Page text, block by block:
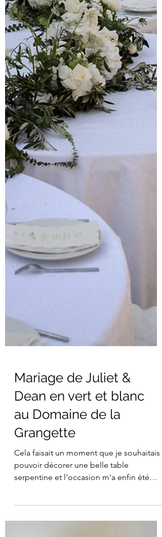
Mariage de Juliet &
Dean en vert et blanc
au Domaine de la
Grangette
donnée avec le mariage de Juliet et Dean